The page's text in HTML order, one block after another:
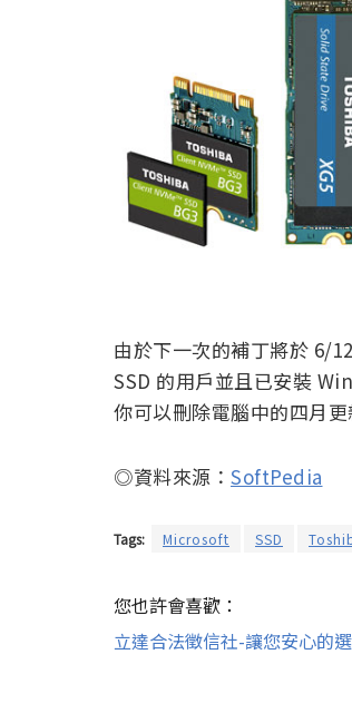
由於下一次的補丁將於 6/
SSD 的用戶並且已安裝
你可以刪除電腦中的四月
◎資料來源： SoftPedia
Tags: Microsoft SSD
您也許會喜歡：
立達合法徵信社-讓您安心的